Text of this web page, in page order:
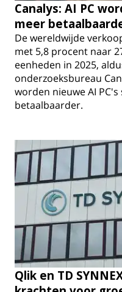
Canalys: AI PC
meer
De wereldwijde
met 5,8 procent naar
eenheden in 2025,
onderzoeksbureau
worden nieuwe AI
betaalbaarder.
Qlik en TD